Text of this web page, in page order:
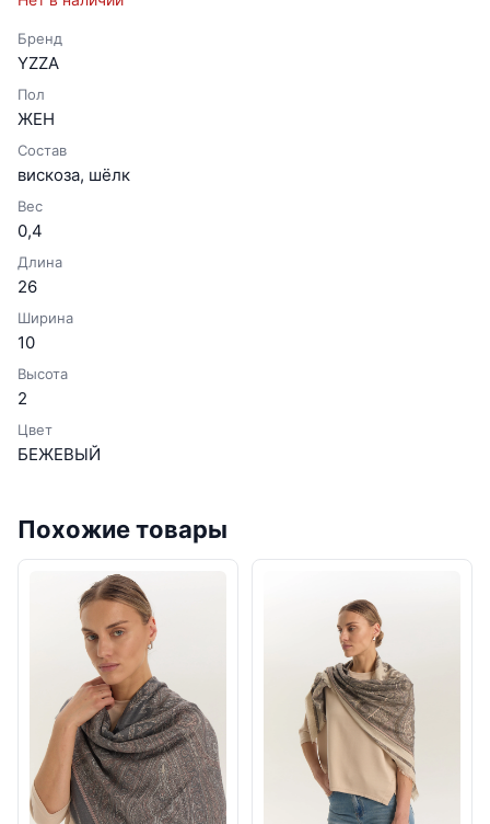
Бренд
YZZA
Пол
ЖЕН
Состав
вискоза, шёлк
Вес
0,4
Длина
26
Ширина
10
Высота
2
Цвет
БЕЖЕВЫЙ
Похожие товары